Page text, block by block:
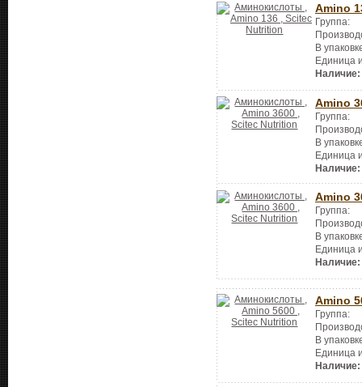
Amino
Группа:
В
Единица
Наличие:
Amino
Группа:
В
Единица
Наличие:
Amino
Группа:
В
Единица
Наличие:
Amino
Группа:
В
Единица
Наличие: